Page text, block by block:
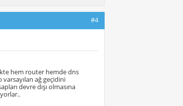
#4
hem router hemde dns
ağ geçidini
devre dışı olmasına